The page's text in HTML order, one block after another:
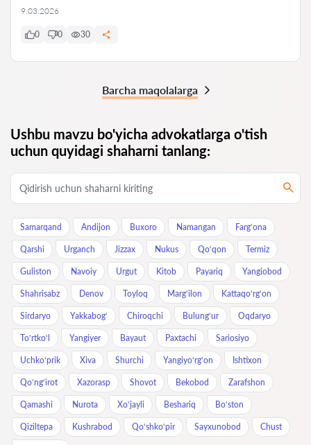
9.03.2026
0 0 30
Barcha maqolalarga
Ushbu mavzu bo'yicha advokatlarga o'tish
uchun quyidagi shaharni tanlang:
Samarqand Andijon Buxoro Namangan Farg‘ona
Qarshi Urganch Jizzax Nukus Qo‘qon Termiz
Guliston Navoiy Urgut Kitob Payariq Yangiobod
Shahrisabz Denov Toyloq Marg‘ilon Kattaqo‘rg‘on
Sirdaryo Yakkabog‘ Chiroqchi Bulung‘ur Oqdaryo
To‘rtko‘l Yangiyer Bayaut Paxtachi Sariosiyo
Uchkoʻprik Xiva Shurchi Yangiyo‘rg‘on Ishtixon
Qo‘ng‘irot Xazorasp Shovot Bekobod Zarafshon
Qamashi Nurota Xo‘jayli Beshariq Bo‘ston
Qiziltepa Kushrabod Qo‘shko‘pir Sayxunobod Chust